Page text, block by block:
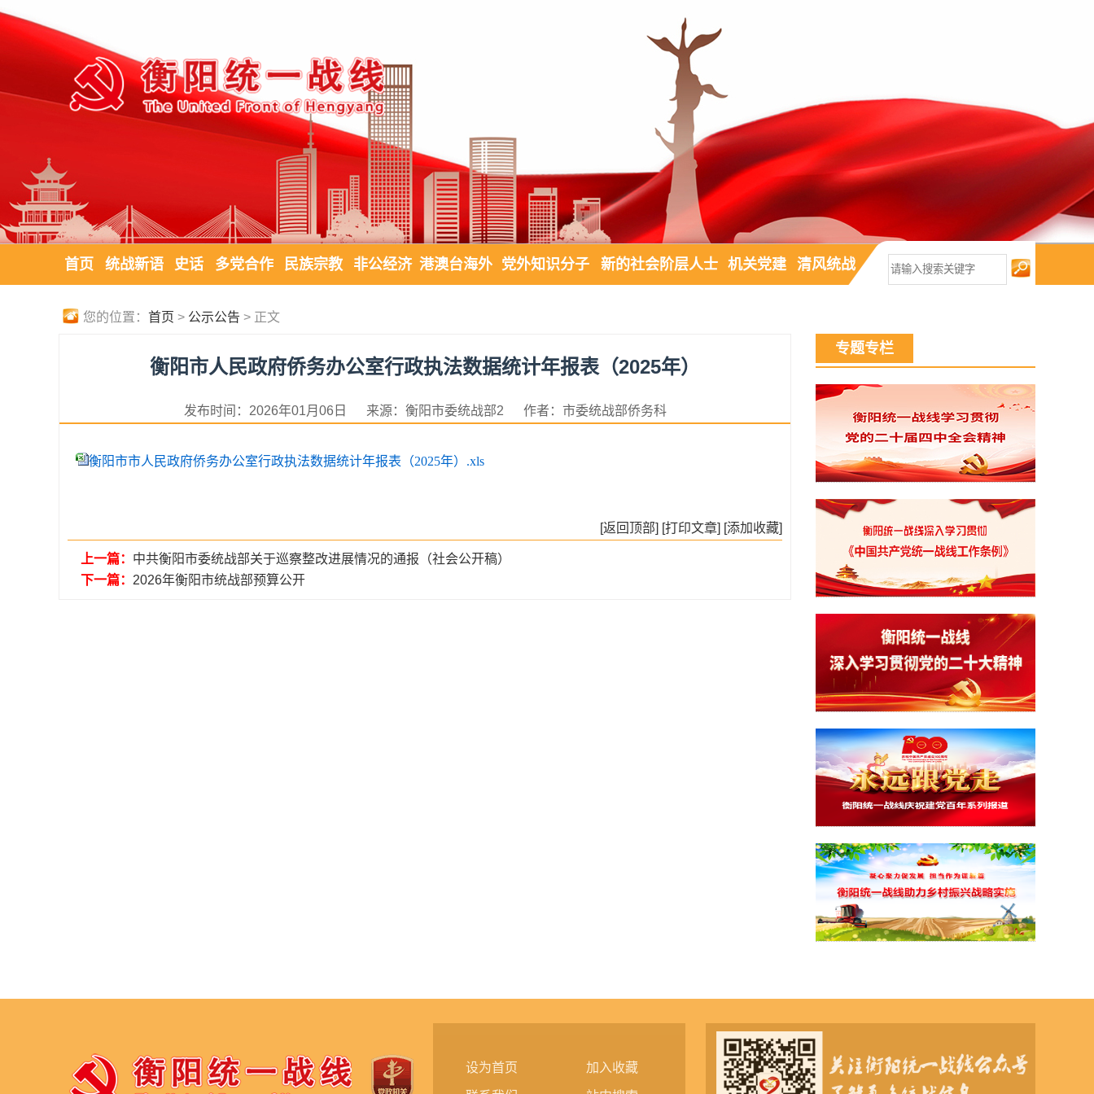
首页 统战新语 史话 多党合作 民族宗教 非公经济 港澳台海外 党外知识分子 新的社会阶层人士 机关党建 清风统战
您的位置： 首页 > 公示公告 > 正文
衡阳市人民政府侨务办公室行政执法数据统计年报表（2025年）
发布时间：2026年01月06日 来源：衡阳市委统战部2 作者：市委统战部侨务科
衡阳市市人民政府侨务办公室行政执法数据统计年报表（2025年）.xls
[返回顶部] [打印文章] [添加收藏]
上一篇： 中共衡阳市委统战部关于巡察整改进展情况的通报（社会公开稿）
下一篇： 2026年衡阳市统战部预算公开
专题专栏
设为首页 加入收藏